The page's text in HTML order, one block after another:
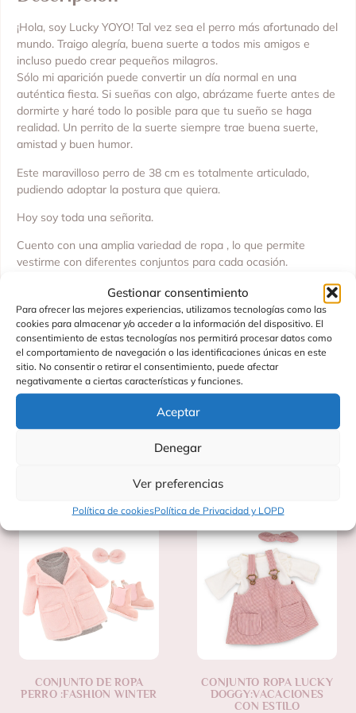
Gestionar consentimiento
Para ofrecer las mejores experiencias, utilizamos tecnologías como las
cookies para almacenar y/o acceder a la información del dispositivo. El
consentimiento de estas tecnologías nos permitirá procesar datos como
el comportamiento de navegación o las identificaciones únicas en este
sitio. No consentir o retirar el consentimiento, puede afectar
negativamente a ciertas características y funciones.
Aceptar
Denegar
Ver preferencias
Política de cookiesPolítica de Privacidad y LOPD
¡Hola, soy Lucky YOYO! Tal vez sea el perro más afortunado del
mundo. Traigo alegría, buena suerte a todos mis amigos e
incluso puedo crear pequeños milagros.
Sólo mi aparición puede convertir un día normal en una
auténtica fiesta. Si sueñas con algo, abrázame fuerte antes de
dormirte y haré todo lo posible para que tu sueño se haga
realidad. Un perrito de la suerte siempre trae buena suerte,
amistad y buen humor.
Este maravilloso perro de 38 cm es totalmente articulado,
pudiendo adoptar la postura que quiera.
Hoy soy toda una señorita.
Cuento con una amplia variedad de ropa , lo que permite
vestirme con diferentes conjuntos para cada ocasión.
PRESENTACIÓN Caja de regalo individual que ¡Incluye perchas
para ropa y un libro para colorear gratis!
MEDIDA 38 cm
COMPOSICIÓN 100% poliéster
Fabricado por: ORANGE TOYS
Hecho en China
Productos Relacionados
CONJUNTO DE ROPA
PERRO :FASHION WINTER
CONJUNTO ROPA LUCKY
DOGGY:VACACIONES
CON ESTILO